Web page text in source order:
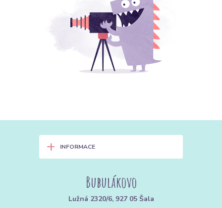
+ INFORMACE
Bubulákovo
Lužná 2320/6, 927 05 Šala